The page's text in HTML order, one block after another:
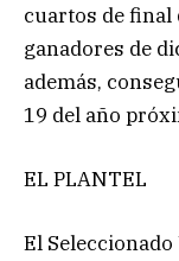
cuartos de final
ganadores de
además,
19 del año
EL PLANTEL
El